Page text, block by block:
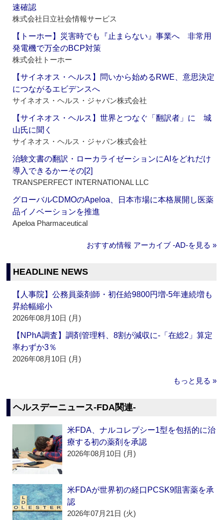
速確認
株式会社日立社会情報サービス
【トーホー】災害時でも『止まらない』事業へ 非常用
発電機で万全のBCP対策
株式会社トーホー
【サイネオス・ヘルス】問いから始めるRWE、意思決定
につながるエビデンスへ
サイネオス・ヘルス・ジャパン株式会社
【サイネオス・ヘルス】世界とつなぐ「翻訳者」に 城
山氏に聞く
サイネオス・ヘルス・ジャパン株式会社
治験文書の翻訳・ローカライゼーションにAIをどれだけ
導入できるかーその[2]
TRANSPERFECT INTERNATIONAL LLC
グローバルCDMOのApeloa、日本市場に本格展開し医薬
品イノベーションを推進
Apeloa Pharmaceutical
おすすめ情報 アーカイブ ‐AD‐を見る »
HEADLINE NEWS
【人事院】公務員薬剤師・初任給9800円増‐5年連続増も
昇給幅縮小
2026年08月10日 (月)
【NPhA調査】調剤管理料、8割が減収に‐「在総2」算定
率わずか3％
2026年08月10日 (月)
もっと見る »
ヘルスデーニュース‐FDA関連‐
米FDA、ナルコレプシー1型を包括的に治
療する初の薬剤を承認
2026年08月10日 (月)
米FDAが世界初の経口PCSK9阻害薬を承
認
2026年07月21日 (火)